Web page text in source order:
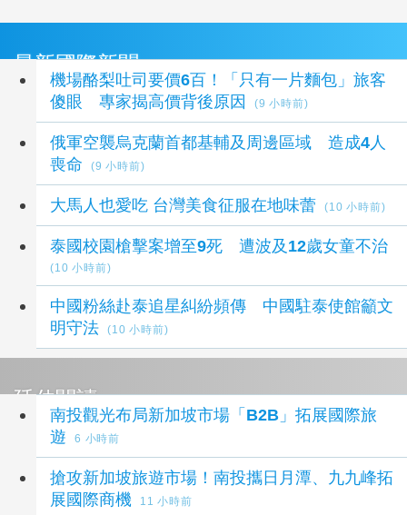
最新國際新聞
機場酪梨吐司要價6百！「只有一片麵包」旅客
傻眼 專家揭高價背後原因
(9 小時前)
俄軍空襲烏克蘭首都基輔及周邊區域 造成4人
喪命
(9 小時前)
大馬人也愛吃 台灣美食征服在地味蕾 (10 小時前)
泰國校園槍擊案增至9死 遭波及12歲女童不治
(10 小時前)
中國粉絲赴泰追星糾紛頻傳 中國駐泰使館籲文
明守法
(10 小時前)
延伸閱讀
南投觀光布局新加坡市場「B2B」拓展國際旅
遊
6 小時前
搶攻新加坡旅遊市場！南投攜日月潭、九九峰拓
展國際商機
11 小時前